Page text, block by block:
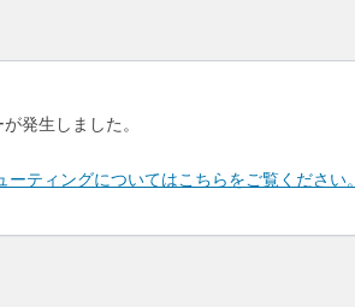
発生しました。
ティングについてはこちらをご覧ください。